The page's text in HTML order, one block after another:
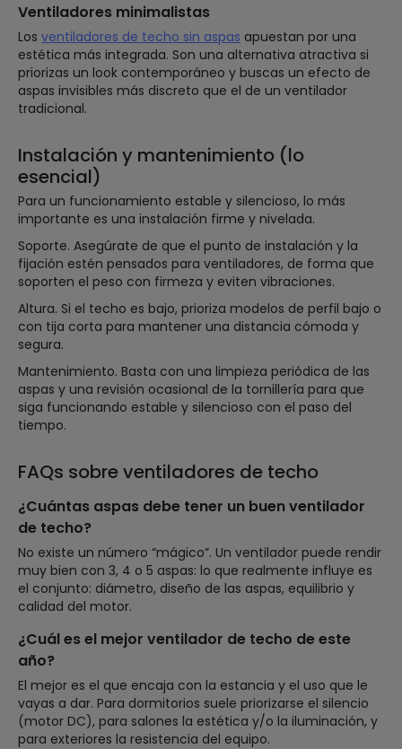
Ventiladores minimalistas
Los ventiladores de techo sin aspas apuestan por una
estética más integrada. Son una alternativa atractiva si
priorizas un look contemporáneo y buscas un efecto de
aspas invisibles más discreto que el de un ventilador
tradicional.
Instalación y mantenimiento (lo
esencial)
Para un funcionamiento estable y silencioso, lo más
importante es una instalación firme y nivelada.
Soporte. Asegúrate de que el punto de instalación y la
fijación estén pensados para ventiladores, de forma que
soporten el peso con firmeza y eviten vibraciones.
Altura. Si el techo es bajo, prioriza modelos de perfil bajo o
con tija corta para mantener una distancia cómoda y
segura.
Mantenimiento. Basta con una limpieza periódica de las
aspas y una revisión ocasional de la tornillería para que
siga funcionando estable y silencioso con el paso del
tiempo.
FAQs sobre ventiladores de techo
¿Cuántas aspas debe tener un buen ventilador
de techo?
No existe un número “mágico”. Un ventilador puede rendir
muy bien con 3, 4 o 5 aspas: lo que realmente influye es
el conjunto: diámetro, diseño de las aspas, equilibrio y
calidad del motor.
¿Cuál es el mejor ventilador de techo de este
año?
El mejor es el que encaja con la estancia y el uso que le
vayas a dar. Para dormitorios suele priorizarse el silencio
(motor DC), para salones la estética y/o la iluminación, y
para exteriores la resistencia del equipo.